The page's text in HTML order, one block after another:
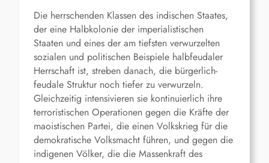
Die herrschenden Klassen des indischen Staates,
der eine Halbkolonie der imperialistischen
Staaten und eines der am tiefsten verwurzelten
sozialen und politischen Beispiele halbfeudaler
Herrschaft ist, streben danach, die bürgerlich-
feudale Struktur noch tiefer zu verwurzeln.
Gleichzeitig intensivieren sie kontinuierlich ihre
terroristischen Operationen gegen die Kräfte der
maoistischen Partei, die einen Volkskrieg für die
demokratische Volksmacht führen, und gegen die
indigenen Völker, die die Massenkraft des